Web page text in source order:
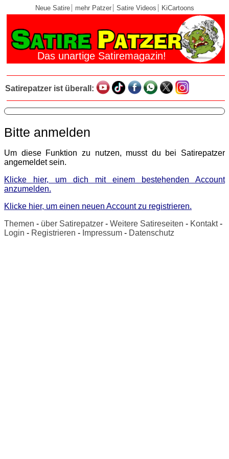
Neue Satire mehr Patzer Satire Videos KiCartoons
Das unartige Satiremagazin!
Satirepatzer ist überall:
Bitte anmelden
Um diese Funktion zu nutzen, musst du bei Satirepatzer
angemeldet sein.
Klicke hier, um dich mit einem bestehenden Account
anzumelden.
Klicke hier, um einen neuen Account zu registrieren.
Themen - über Satirepatzer - Weitere Satireseiten - Kontakt-
Login - Registrieren - Impressum - Datenschutz